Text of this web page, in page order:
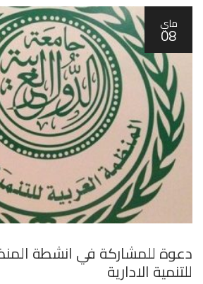
ماي
08
دعوة للمشاركة في انشطة
للتنمية الادارية‎